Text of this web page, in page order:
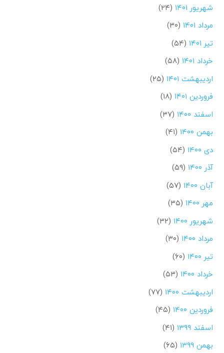
شهریور ۱۴۰۱
(۲۴)
مرداد ۱۴۰۱
(۳۰)
تیر ۱۴۰۱
(۵۴)
خرداد ۱۴۰۱
(۵۸)
اردیبهشت ۱۴۰۱
(۲۵)
فروردین ۱۴۰۱
(۱۸)
اسفند ۱۴۰۰
(۳۷)
بهمن ۱۴۰۰
(۴۱)
دی ۱۴۰۰
(۵۴)
آذر ۱۴۰۰
(۵۹)
آبان ۱۴۰۰
(۵۷)
مهر ۱۴۰۰
(۳۵)
شهریور ۱۴۰۰
(۳۲)
مرداد ۱۴۰۰
(۳۰)
تیر ۱۴۰۰
(۶۰)
خرداد ۱۴۰۰
(۵۳)
اردیبهشت ۱۴۰۰
(۷۷)
فروردین ۱۴۰۰
(۴۵)
اسفند ۱۳۹۹
(۴۱)
بهمن ۱۳۹۹
(۶۵)